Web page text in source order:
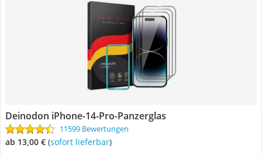
Deinodon iPhone-14-Pro-Panzerglas
11599 Bewertungen
ab 13,00 € ( Sofort lieferbar)